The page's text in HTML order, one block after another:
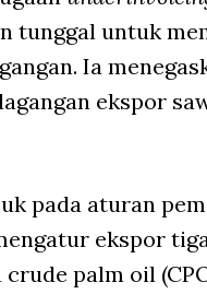
tunggal untuk
Ia
ekspor
pada aturan
ekspor
palm oil